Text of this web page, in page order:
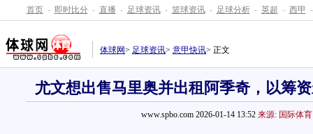
首页 - 即时比分 - 直播 - 足球资讯 - 篮球资讯 - 足球分析 - 英超 - 西甲 -
体球网> 足球资讯> 意甲快讯> 正文
尤文想出售马里奥并出租阿季奇，以筹
www.spbo.com 2026-01-14 13:52 来源: 国际体育